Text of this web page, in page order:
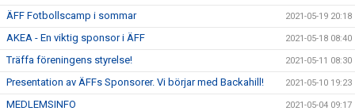
ÄFF Fotbollscamp i sommar 2021-05-19 20:18
AKEA - En viktig sponsor i ÄFF 2021-05-18 08:40
Träffa föreningens styrelse! 2021-05-11 08:30
Presentation av ÄFFs Sponsorer. Vi börjar med Backahill! 2021-05-10 19:23
MEDLEMSINFO 2021-05-04 09:17